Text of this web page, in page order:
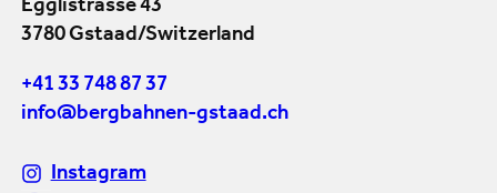
Egglistrasse 43
3780 Gstaad/Switzerland
+41 33 748 87 37
info@bergbahnen-gstaad.ch
Instagram